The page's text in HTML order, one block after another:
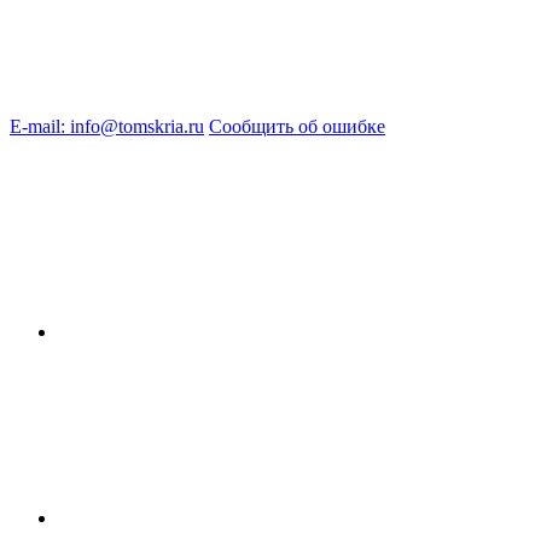
E-mail: info@tomskria.ru Сообщить об ошибке